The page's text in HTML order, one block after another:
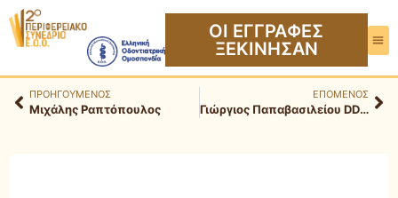
ΟΙ ΕΓΓΡΑΦΕΣ
ΞΕΚΙΝΗΣΑΝ
ΠΡΟΗΓΟΥΜΕΝΟΣ
Μιχάλης Ραπτόπουλος
ΕΠΟΜΕΝΟΣ
Γιώργιος Παπαβασιλείου DDS, MSc, PhD, FICD.